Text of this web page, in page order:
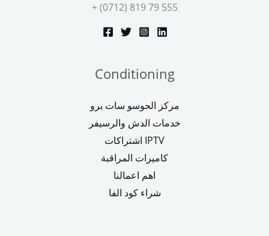
+ (0712) 819 79 555
Conditioning
مركز الحوسو سات برو
خدمات الدش والرسيفر
اشتراكات IPTV
كاميرات المراقبة
اهم اعمالنا
شراء كود الفا